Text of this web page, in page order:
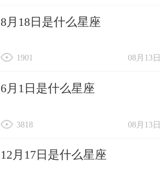
8月18日是什么星座
08月13日
1901
6月1日是什么星座
08月13日
3818
12月17日是什么星座